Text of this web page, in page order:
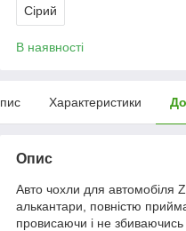
Сірий
В наявності
Характеристики
Опис
Авто чохли для автомобіля
алькантари, повністю
провисаючи і не